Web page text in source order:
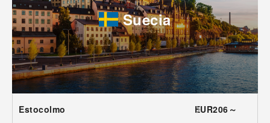
Suecia
Estocolmo EUR206～